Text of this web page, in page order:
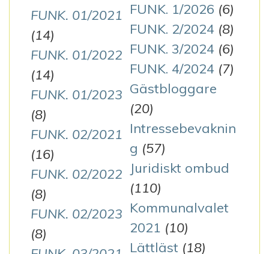
FUNK. 01/2021
(14)
FUNK. 01/2022
(14)
FUNK. 01/2023
(8)
FUNK. 02/2021
(16)
FUNK. 02/2022
(8)
FUNK. 02/2023
(8)
FUNK. 1/2026 (6)
FUNK. 2/2024 (8)
FUNK. 3/2024 (6)
FUNK. 4/2024 (7)
Gästbloggare
(20)
Intressebevaknin
g (57)
Juridiskt ombud
(110)
Kommunalvalet
2021 (10)
Lättläst (18)